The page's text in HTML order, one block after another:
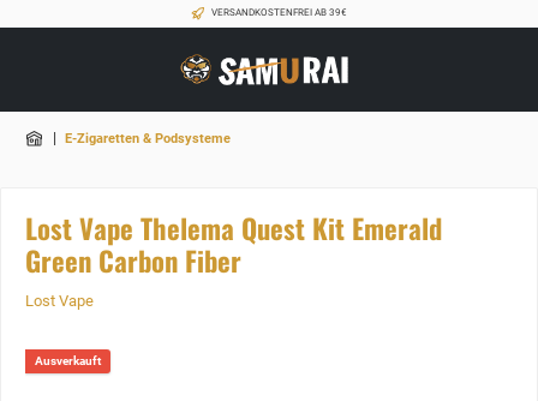
VERSANDKOSTENFREI AB 39€
| E-Zigaretten & Podsysteme
Lost Vape Thelema Quest Kit Emerald
Green Carbon Fiber
Lost Vape
Ausverkauft